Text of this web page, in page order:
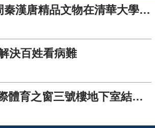
300余件陝西周秦漢唐精品文物在清華大學博物館展出
決百姓看病難
全運會陝西國際體育之窗三號樓地下室結構封頂